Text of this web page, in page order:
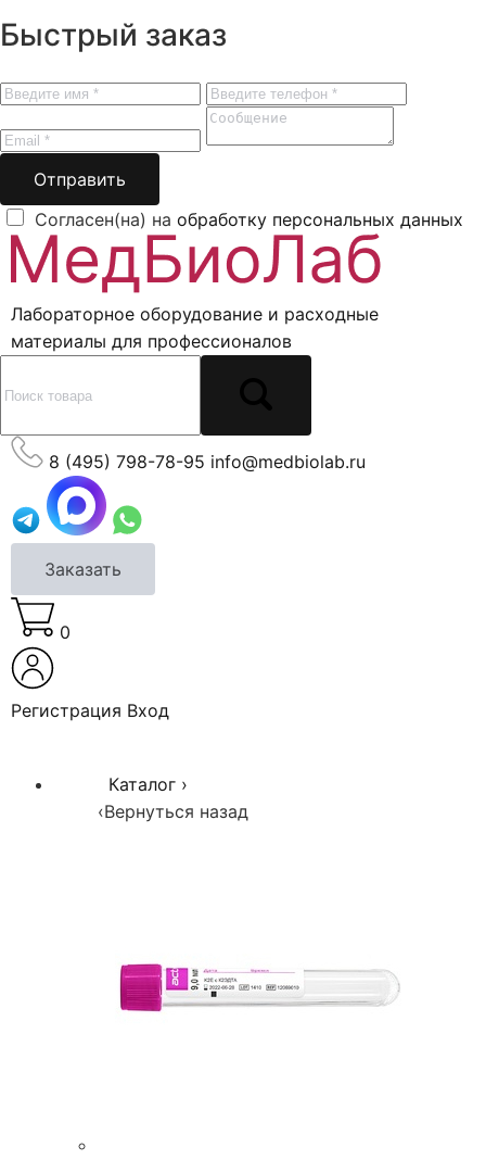
Быстрый заказ
Отправить
Согласен(на) на обработку персональных данных
Лабораторное оборудование и расходные
материалы для профессионалов
8 (495) 798-78-95 info@medbiolab.ru
Заказать
0
Регистрация Вход
Каталог ›
‹Вернуться назад